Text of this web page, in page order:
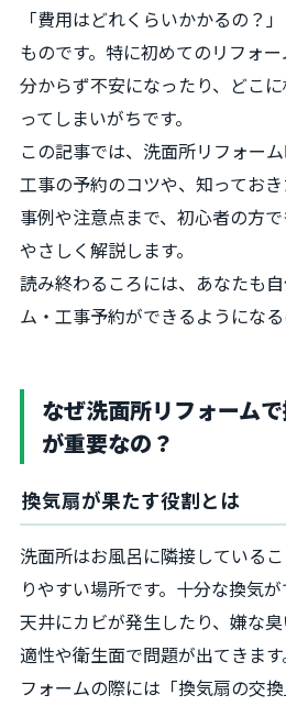
「費用はどれくらいかかるの？
ものです。特に初めてのリフォ
分からず不安になったり、どこ
ってしまいがちです。
この記事では、洗面所リフォー
工事の予約のコツや、知ってお
事例や注意点まで、初心者の方
やさしく解説します。
読み終わるころには、あなたも
ム・工事予約ができるようになる
なぜ洗面所リフォーム
が重要なの？
換気扇が果たす役割とは
洗面所はお風呂に隣接している
りやすい場所です。十分な換気
天井にカビが発生したり、嫌な
適性や衛生面で問題が出てきま
フォームの際には「換気扇の交